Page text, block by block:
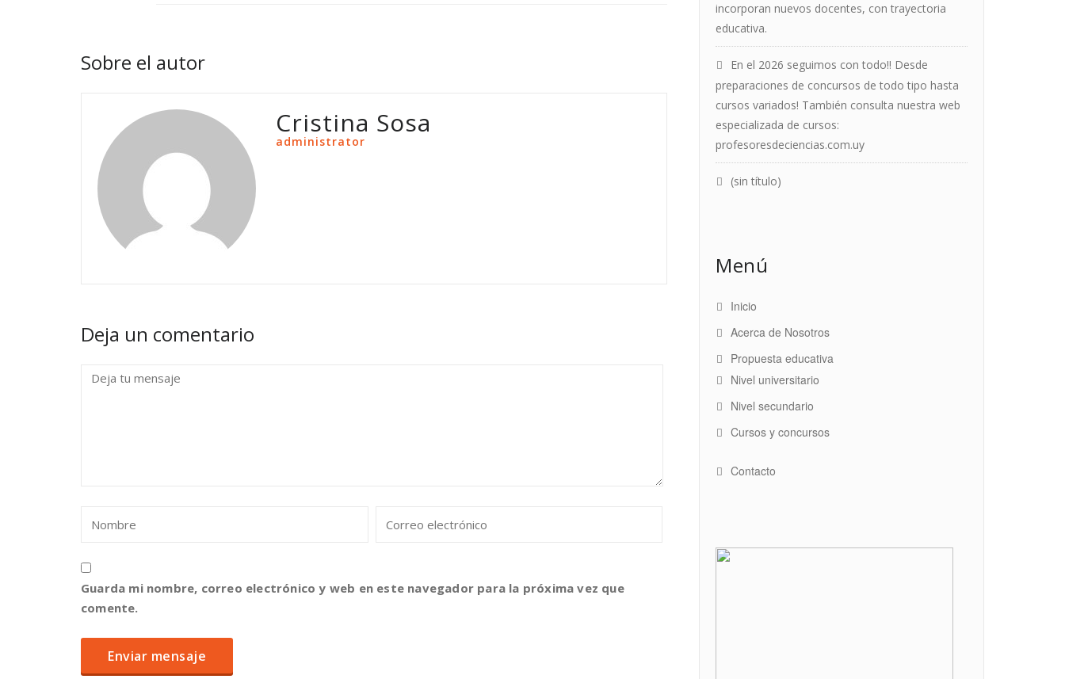
Sobre el autor
Cristina Sosa
administrator
Deja un comentario
Guarda mi nombre, correo electrónico y web en este navegador para la próxima vez que
comente.
incorporan nuevos docentes, con trayectoria
educativa.
En el 2026 seguimos con todo!! Desde
preparaciones de concursos de todo tipo hasta
cursos variados! También consulta nuestra web
especializada de cursos:
profesoresdeciencias.com.uy
(sin título)
Menú
Inicio
Acerca de Nosotros
Propuesta educativa
Nivel universitario
Nivel secundario
Cursos y concursos
Contacto